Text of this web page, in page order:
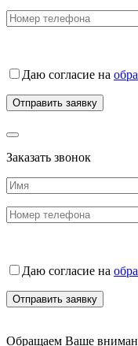
Даю согласие на
Заказать звонок
Даю согласие на
Обращаем Ваше